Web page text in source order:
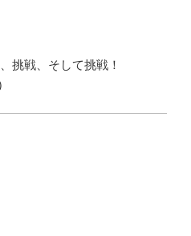
挑戦、そして挑戦！